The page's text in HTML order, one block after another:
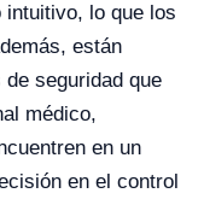
intuitivo, lo que los
están
seguridad que
médico,
en un
en el control